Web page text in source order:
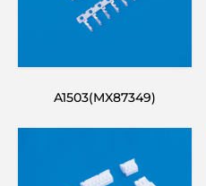
A1503(MX87349)